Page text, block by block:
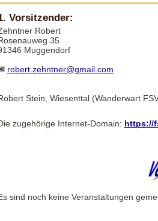
Vorsitzender:
Robert
35
Muggendorf
robert.zehntner@gmail.com
Stein, Wiesenttal (Wanderwart
zugehörige Internet-Domain: https://
sind noch keine Veranstaltungen